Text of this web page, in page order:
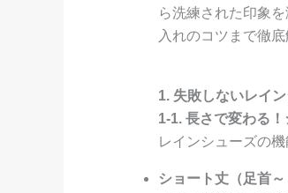
ら洗練された印象
入れのコツまで徹
1. 失敗しないレイ
1-1. 長さで変わる
レインシューズの
ショート丈（足首～